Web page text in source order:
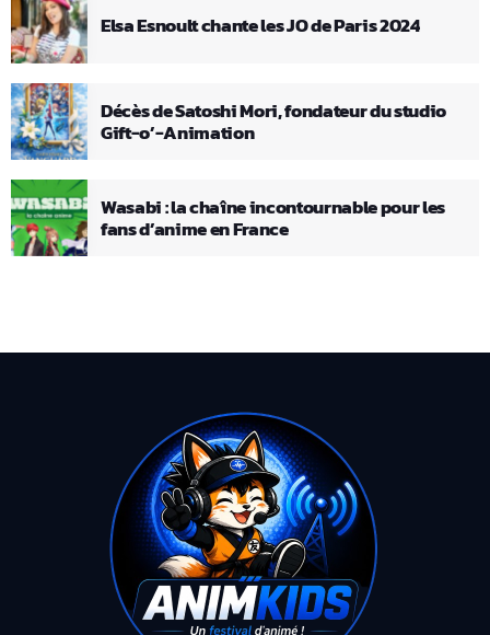
Elsa Esnoult chante les JO de Paris 2024
Décès de Satoshi Mori, fondateur du studio
Gift-o’-Animation
Wasabi : la chaîne incontournable pour les
fans d’anime en France